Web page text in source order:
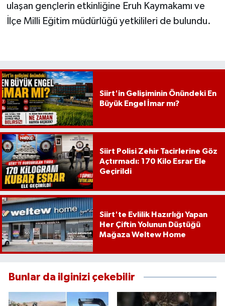
ulaşan gençlerin etkinliğine Eruh Kaymakamı ve
İlçe Milli Eğitim müdürlüğü yetkilileri de bulundu.
Siirt'in Gelişiminin Önündeki En
Büyük Engel İmar mı?
Siirt Polisi Zehir Tacirlerine Göz
Açtırmadı: 170 Kilo Esrar Ele
Geçirildi
Siirt'te Evlilik Hazırlığı Yapan
Her Çiftin Yolunun Düştüğü
Mağaza Weltew Home
Bunlar da ilginizi çekebilir